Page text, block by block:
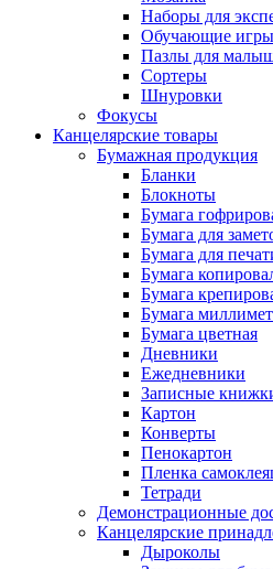
Наборы для
Обучающие игры
Пазлы для
Сортеры
Шнуровки
Фокусы
Канцелярские товары
Бумажная продукция
Бланки
Блокноты
Бумага
Бумага для
Бумага для
Бумага
Бумага
Бумага
Бумага цветная
Дневники
Ежедневники
Записные
Картон
Конверты
Пенокартон
Пленка
Тетради
Демонстрационные
Канцелярские
Дыроколы